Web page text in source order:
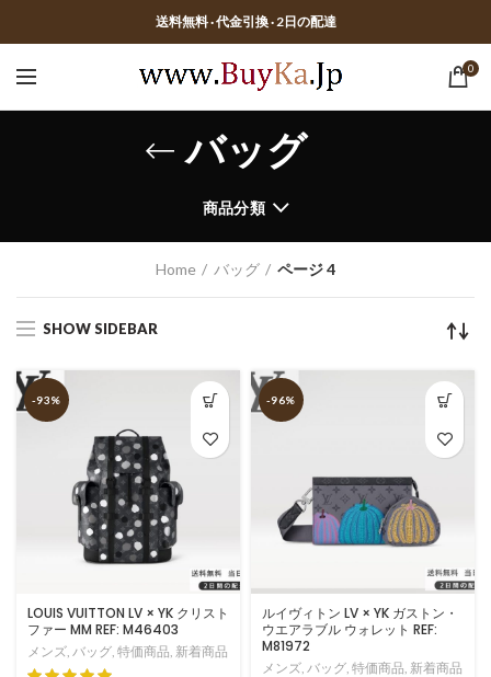
送料無料 · 代金引換 · 2日の配達
0
バッグ
商品分類
Home バッグ ページ 4
SHOW SIDEBAR
-93%
LOUIS VUITTON LV × YK クリスト
ファー MM REF: M46403
メンズ, バッグ, 特価商品, 新着商品
-96%
ルイヴィトン LV × YK ガストン・
ウエアラブル ウォレット REF:
M81972
メンズ, バッグ, 特価商品, 新着商品